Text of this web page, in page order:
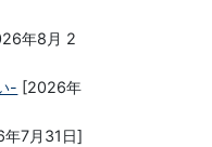
年8月 2
- [2026年
7月31日]